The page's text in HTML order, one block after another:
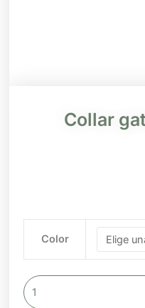
Collar
Color
gato
media
luna
cantidad